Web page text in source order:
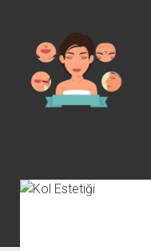
Türkiye'nin
Estetik
Rehberi